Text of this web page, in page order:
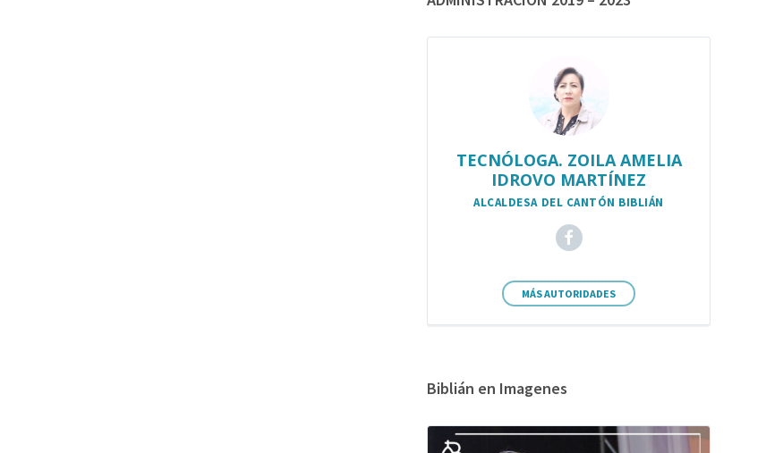
TECNÓLOGA. ZOILA AMELIA
IDROVO MARTÍNEZ
ALCALDESA DEL CANTÓN BIBLIÁN
MÁS AUTORIDADES
Biblián en Imagenes